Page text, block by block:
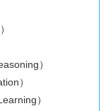
）
）
）